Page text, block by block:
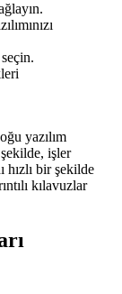
yazılım
işler
hızlı bir şekilde
kılavuzlar